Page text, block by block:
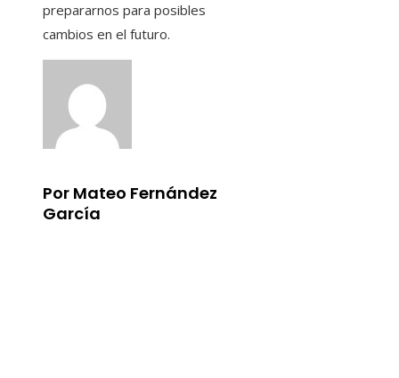
prepararnos para posibles
cambios en el futuro.
Por Mateo Fernández
García